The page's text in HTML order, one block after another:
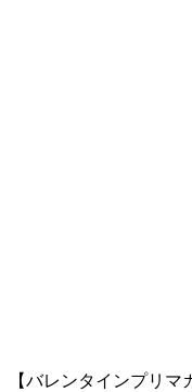
【バレンタインプリマ